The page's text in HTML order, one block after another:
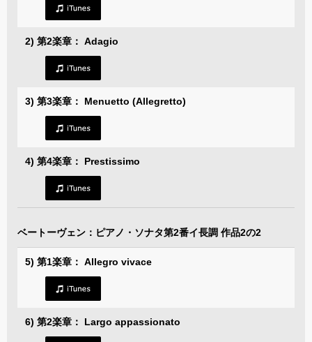
2) 第2楽章： Adagio
3) 第3楽章： Menuetto (Allegretto)
4) 第4楽章： Prestissimo
ベートーヴェン：ピアノ・ソナタ第2番イ長調 作品2の2
5) 第1楽章： Allegro vivace
6) 第2楽章： Largo appassionato